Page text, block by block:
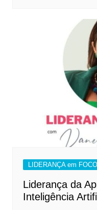
LIDERANÇA em
Liderança da
Inteligência